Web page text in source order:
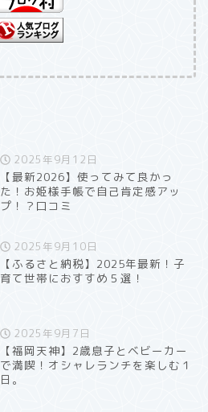
2025年9月12日
【最新2026】使ってみて良かっ
た！お姫様手帳で自己肯定感アッ
プ！？口コミ
2025年9月10日
【ふるさと納税】2025年最新！子
育て世帯におすすめ５選！
2025年9月7日
【福岡天神】2歳息子とベビーカー
で満喫！オシャレランチを楽しむ１
日。